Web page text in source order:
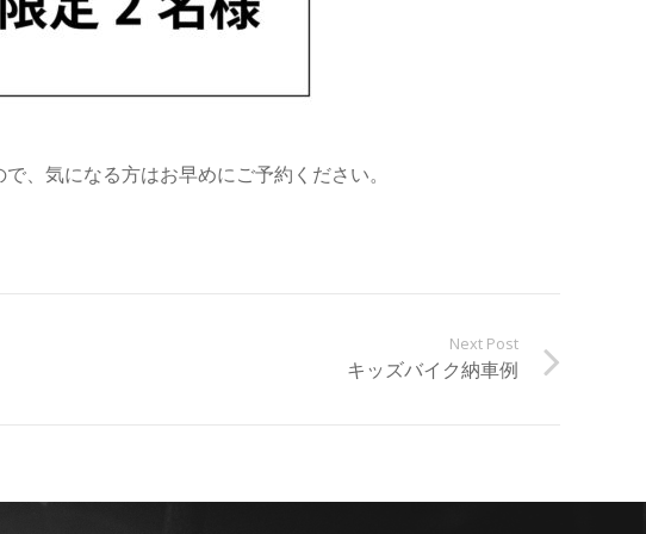
、気になる方はお早めにご予約ください。
Next Post
キッズバイク納車例